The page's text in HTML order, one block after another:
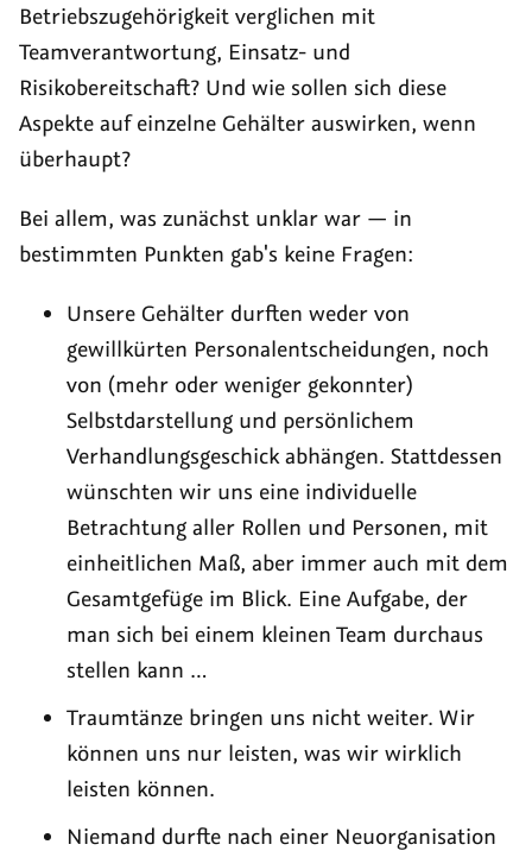
Betriebszugehörigkeit verglichen mit
Teamverantwortung, Einsatz- und
Risikobereitschaft? Und wie sollen sich diese
Aspekte auf einzelne Gehälter auswirken, wenn
überhaupt?
Bei allem, was zunächst unklar war — in
bestimmten Punkten gab's keine Fragen:
Unsere Gehälter durften weder von
gewillkürten Personalentscheidungen, noch
von (mehr oder weniger gekonnter)
Selbstdarstellung und persönlichem
Verhandlungsgeschick abhängen. Stattdessen
wünschten wir uns eine individuelle
Betrachtung aller Rollen und Personen, mit
einheitlichen Maß, aber immer auch mit dem
Gesamtgefüge im Blick. Eine Aufgabe, der
man sich bei einem kleinen Team durchaus
stellen kann …
Traumtänze bringen uns nicht weiter. Wir
können uns nur leisten, was wir wirklich
leisten können.
Niemand durfte nach einer Neuorganisation